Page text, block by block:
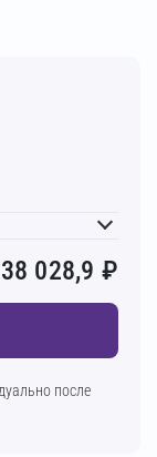
38 028,9 ₽
после